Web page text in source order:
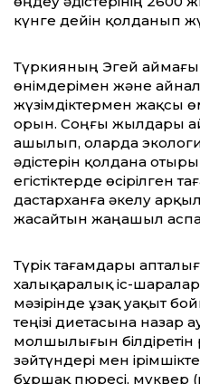
күнге дейін қолданып
Түркияның Эгей
өнімдерімен және
жүзімдіктермен жақсы
орын. Соңғы жылдары
ашылып, оларда
әдістерін қолдана
егістіктерде өсірілген
дастарханға әкелу
жасайтын жаңашыл
Түрік тағамдары
халықаралық іс-
мәзірінде ұзақ уақыт
теңізі диетасына назар
молшылығын білдіретін
зәйтүндері мен
бұршақ пюресі, муквер